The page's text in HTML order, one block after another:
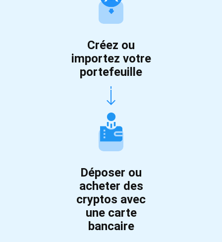
Créez ou
importez votre
portefeuille
Déposer ou
acheter des
cryptos avec
une carte
bancaire